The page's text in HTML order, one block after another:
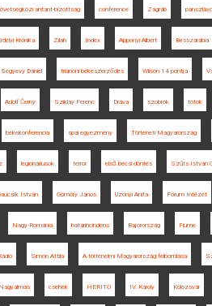
antant-bizottság conference Zágráb
Krónika Zilah Index Apponyi Albert Besszarábia
Segyevy Dániel trianoni békeszerződés Wilson 14 pontja
Adolf Černý Sziklay Ferenc Dráva szobrok tótok
békekonferencia spai egyezmény Történeti Magyarország
legionáriusok terror első bécsi döntés Szűts István
István Gömöry János Uzonyi Anita Fórum Intézet
Nagy-Románia határincindens Bajorország Fiume
Simon Attila A történelmi Magyarország felbomlása
Nagyalmás csehek HERITO IV. Károly Kolozsvár